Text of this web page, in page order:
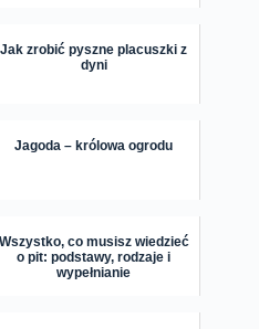
Jak zrobić pyszne placuszki z
dyni
Jagoda – królowa ogrodu
Wszystko, co musisz wiedzieć
o pit: podstawy, rodzaje i
wypełnianie